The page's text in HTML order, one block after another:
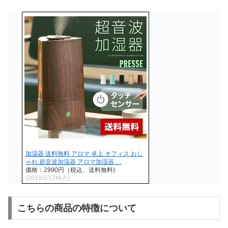
加湿器 送料無料 アロマ 卓上 オフィス おし
ゃれ 超音波加湿器 アロマ加湿器 …
価格：2990円（税込、送料無料)
(2018/1/17時点)
こちらの商品の特徴について